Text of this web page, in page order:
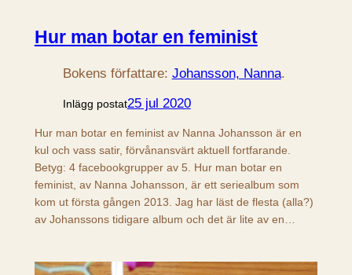
Hur man botar en feminist
Bokens författare: Johansson, Nanna.
Inlägg postat25 jul 2020
Hur man botar en feminist av Nanna Johansson är en
kul och vass satir, förvånansvärt aktuell fortfarande.
Betyg: 4 facebookgrupper av 5. Hur man botar en
feminist, av Nanna Johansson, är ett seriealbum som
kom ut första gången 2013. Jag har läst de flesta (alla?)
av Johanssons tidigare album och det är lite av en…